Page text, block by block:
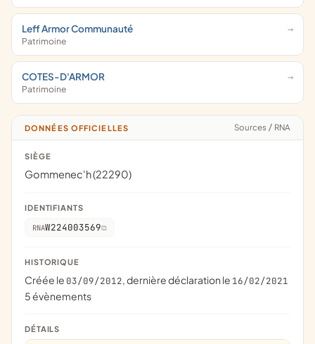
Leff Armor Communauté
Patrimoine
COTES-D'ARMOR
Patrimoine
DONNÉES OFFICIELLES Sources / RNA
SIÈGE
Gommenec'h (22290)
IDENTIFIANTS
RNAW224003569
HISTORIQUE
Créée le 03/09/2012, dernière déclaration le 16/02/2021
5 évènements
DÉTAILS